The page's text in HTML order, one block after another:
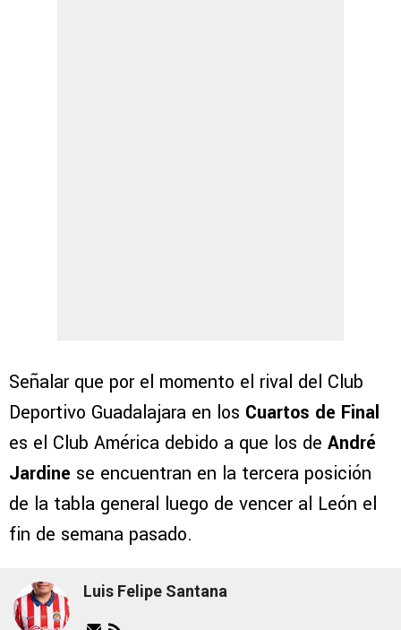
Señalar que por el momento el rival del Club
Deportivo Guadalajara en los Cuartos de Final
es el Club América debido a que los de André
Jardine se encuentran en la tercera posición
de la tabla general luego de vencer al León el
fin de semana pasado.
Luis Felipe Santana